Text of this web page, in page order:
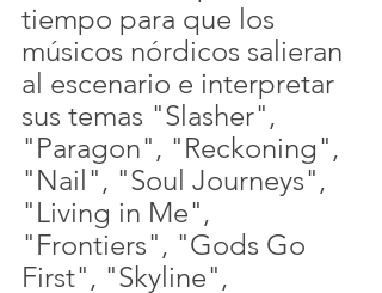
tiempo para que los
músicos nórdicos salieran
al escenario e interpretar
sus temas "Slasher",
"Paragon", "Reckoning",
"Nail", "Soul Journeys",
"Living in Me",
"Frontiers", "Gods Go
First", "Skyline",